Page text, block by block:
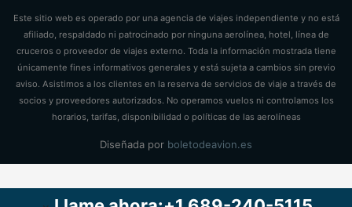
Este sitio web es operado por una agencia de viajes independiente y no está
afiliado, respaldado ni patrocinado por ninguna aerolínea, hotel, línea de
cruceros o proveedor de viajes externo. Toda la información mostrada tiene
únicamente fines informativos generales y está sujeta a cambios sin previo
aviso. Asistimos a los clientes en la reserva de servicios de viaje a través de
socios y proveedores autorizados. No operamos vuelos ni controlamos los
horarios, tarifas, disponibilidad o políticas de las aerolíneas
Diseñada por boletodeavion.es